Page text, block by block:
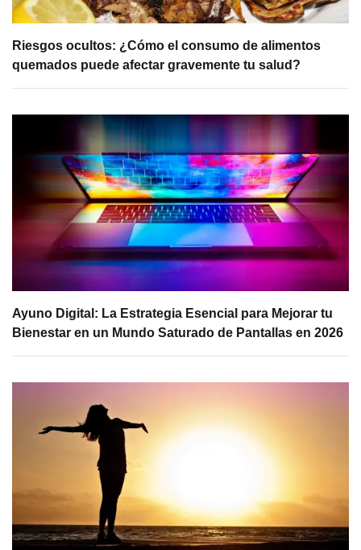
Riesgos ocultos: ¿Cómo el consumo de alimentos
quemados puede afectar gravemente tu salud?
Ayuno Digital: La Estrategia Esencial para Mejorar tu
Bienestar en un Mundo Saturado de Pantallas en 2026